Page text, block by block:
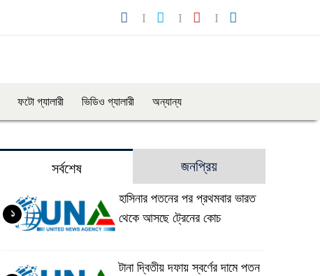
ফটো গ্যালারী ভিডিও গ্যালারী অন্যান্য
সর্বশেষ জনপ্রিয়
হাসিনার পতনের পর প্রথমবার ভারত
থেকে আসছে ট্রেনের কোচ
১
টানা দ্বিতীয় দফায় স্বর্ণের দামে পতন